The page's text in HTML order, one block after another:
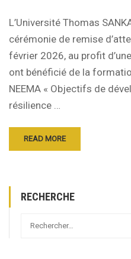
L’Université Thomas
cérémonie de remise
février 2026, au profit
ont bénéficié de la
NEEMA « Objectifs de
résilience …
READ MORE
RECHERCHE